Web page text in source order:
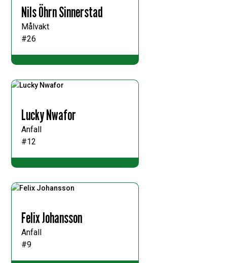
Nils Öhrn Sinnerstad
Målvakt
#26
Lucky Nwafor
Anfall
#12
Felix Johansson
Anfall
#9